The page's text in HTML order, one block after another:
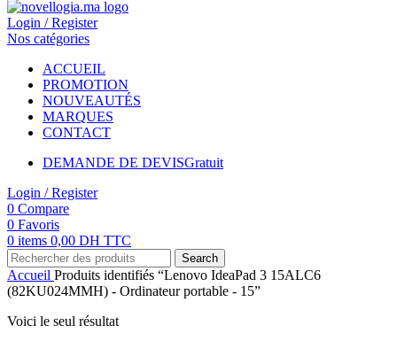
Login / Register
Nos catégories
ACCUEIL
PROMOTION
NOUVEAUTÉS
MARQUES
CONTACT
DEMANDE DE DEVISGratuit
Login / Register
0 Compare
0 Favoris
0 items 0,00 DH TTC
Search
Accueil Produits identifiés “Lenovo IdeaPad 3 15ALC6
(82KU024MMH) - Ordinateur portable - 15”
Voici le seul résultat